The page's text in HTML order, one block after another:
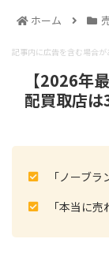
ホーム
記事内に広告を含む場合が
【2026年
配買取店は
「ノーブ
「本当に